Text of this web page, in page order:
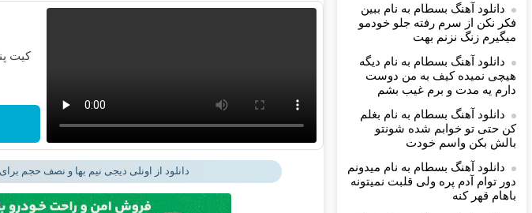
کیت
دانلود از اونلی دیجی نیم بها و نصف حجم
دانلود آهنگ بسطام به نام ببین
فکر نکن از سرم رفته جلو خودمو
میگیرم زنگ نزنم بهت
دانلود آهنگ بسطام به نام دیگه
هیچی نمیده کیف به من دوست
دارم یه مدت و برم غیب بشم
دانلود آهنگ بسطام به نام بغلم
کن حتی تو خوابم شده شونتو
بالش بکن واسم خودت
دانلود آهنگ بسطام به نام میدونم
دور توام آدم پره ولی قلبت نمیتونه
باهام قهر کنه